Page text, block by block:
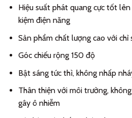
Hiệu suất phát quang cực tốt
kiệm điện năng
Sản phẩm chất lượng cao với chỉ
Góc chiếu rộng 150 độ
Bật sáng tức thì, không nhấp
Thân thiện với môi trường,
gây ô nhiễm